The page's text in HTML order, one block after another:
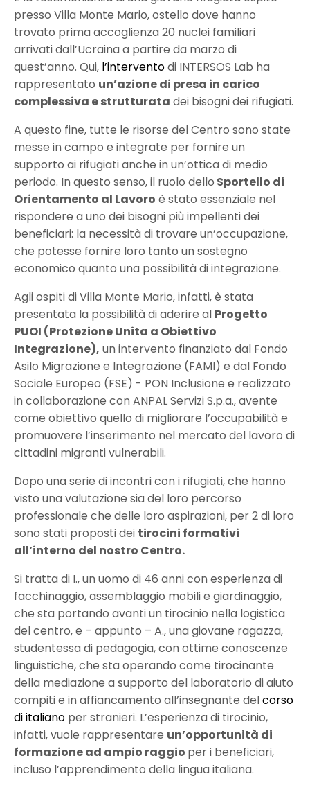
presso Villa Monte Mario, ostello dove hanno
trovato prima accoglienza 20 nuclei familiari
arrivati dall’Ucraina a partire da marzo di
quest’anno. Qui, l’interventodi INTERSOS Lab ha
rappresentato un’azione di presa in carico
complessiva e strutturata dei bisogni dei rifugiati.
A questo fine, tutte le risorse del Centro sono state
messe in campo e integrate per fornire un
supporto ai rifugiati anche in un’ottica di medio
periodo. In questo senso, il ruolo dello Sportello di
Orientamento al Lavoro è stato essenziale nel
rispondere a uno dei bisogni più impellenti dei
beneficiari: la necessità di trovare un’occupazione,
che potesse fornire loro tanto un sostegno
economico quanto una possibilità di integrazione.
Agli ospiti di Villa Monte Mario, infatti, è stata
presentata la possibilità di aderire al Progetto
PUOI (Protezione Unita a Obiettivo
Integrazione), un intervento finanziato dal Fondo
Asilo Migrazione e Integrazione (FAMI) e dal Fondo
Sociale Europeo (FSE) - PON Inclusione e realizzato
in collaborazione con ANPAL Servizi S.p.a., avente
come obiettivo quello di migliorare l’occupabilità e
promuovere l’inserimento nel mercato del lavoro di
cittadini migranti vulnerabili.
Dopo una serie di incontri con i rifugiati, che hanno
visto una valutazione sia del loro percorso
professionale che delle loro aspirazioni, per 2 di loro
sono stati proposti dei tirocini formativi
all’interno del nostro Centro.
Si tratta di I., un uomo di 46 anni con esperienza di
facchinaggio, assemblaggio mobili e giardinaggio,
che sta portando avanti un tirocinio nella logistica
del centro, e – appunto – A., una giovane ragazza,
studentessa di pedagogia, con ottime conoscenze
linguistiche, che sta operando come tirocinante
della mediazione a supporto del laboratorio di aiuto
compiti e in affiancamento all’insegnante delcorso
di italiano per stranieri. L’esperienza di tirocinio,
infatti, vuole rappresentare un’opportunità di
formazione ad ampio raggio per i beneficiari,
incluso l’apprendimento della lingua italiana.